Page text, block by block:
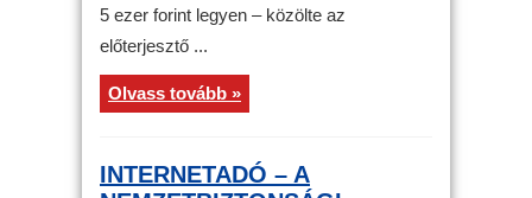
5 ezer forint legyen – közölte az
előterjesztő ...
Olvass tovább »
INTERNETADÓ – A